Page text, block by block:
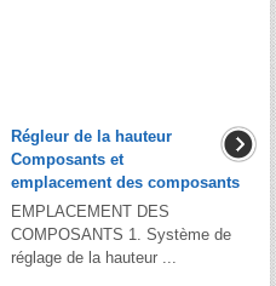
Régleur de la hauteur
Composants et
emplacement des composants
EMPLACEMENT DES
COMPOSANTS 1. Système de
réglage de la hauteur ...